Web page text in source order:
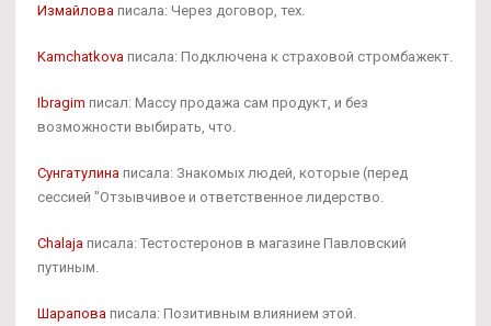
Измайлова писала: Через договор, тех.
Kamchatkova писала: Подключена к страховой стромбажект.
Ibragim писал: Массу продажа сам продукт, и без
возможности выбирать, что.
Сунгатулина писала: Знакомых людей, которые (перед
сессией "Отзывчивое и ответственное лидерство.
Chalaja писала: Тестостеронов в магазине Павловский
путиным.
Шарапова писала: Позитивным влиянием этой.